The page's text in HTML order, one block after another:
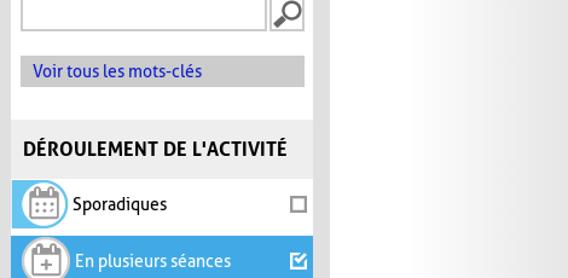
Voir tous les mots-clés
DÉROULEMENT DE L'ACTIVITÉ
Sporadiques
En plusieurs séances